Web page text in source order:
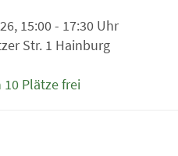
15:00 - 17:30 Uhr
Str. 1 Hainburg
10 Plätze frei